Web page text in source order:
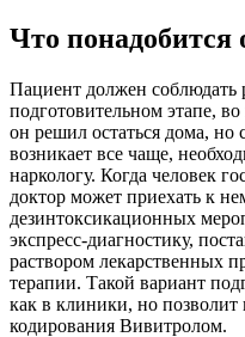
Что понадобится
Пациент должен соблюдать
подготовительном этапе,
он решил остаться дома, но
возникает все чаще,
наркологу. Когда человек
доктор может приехать к
дезинтоксикационных
экспресс-диагностику,
раствором лекарственных
терапии. Такой вариант
как в клиники, но позволит
кодирования Вивитролом.